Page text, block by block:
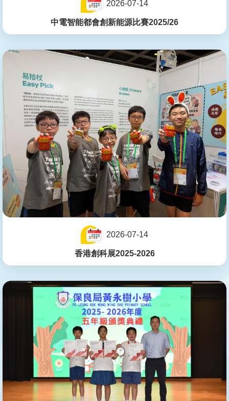
2026-07-14
中電智能都會創新能源比賽2025/26
2026-07-14
香港創科展2025-2026